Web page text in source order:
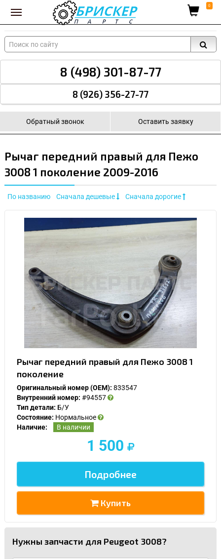
Вход для поставщиков 0
8 (498) 301-87-77
8 (926) 356-27-77
Обратный звонок Оставить заявку
Рычаг передний правый для Пежо
3008 1 поколение 2009-2016
По названию Сначала дешевые Сначала дорогие
Рычаг передний правый для Пежо 3008 1
поколение
Оригинальный номер (OEM): 833547
Внутренний номер: #94557
Тип детали: Б/У
Состояние: Нормальное
Наличие:
В наличии
1 500
Подробнее
Купить
Нужны запчасти для Peugeot 3008?